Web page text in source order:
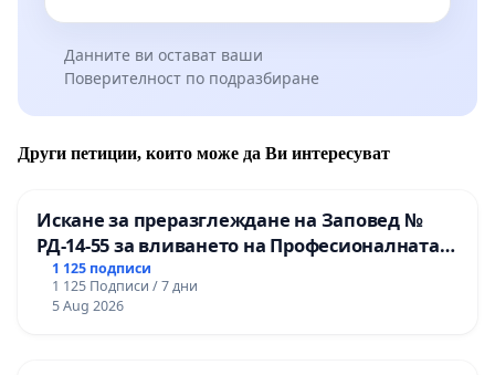
Данните ви остават ваши
Поверителност по подразбиране
Други петиции, които може да Ви интересуват
Искане за преразглеждане на Заповед №
РД-14-55 за вливането на Професионалната
гимназия по промишлени технологии в
Професионалната гимназия по икономика и
мениджмънт – гр. Пазарджик
1 125 подписи
1 125 Подписи / 7 дни
5 Aug 2026